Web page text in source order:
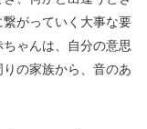
がっていく大事な要
ゃんは、自分の意思
の家族から、音のあ